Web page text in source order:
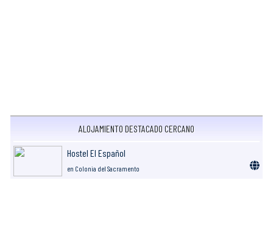
ALOJAMIENTO DESTACADO CERCANO
Hostel El Español
en Colonia del Sacramento